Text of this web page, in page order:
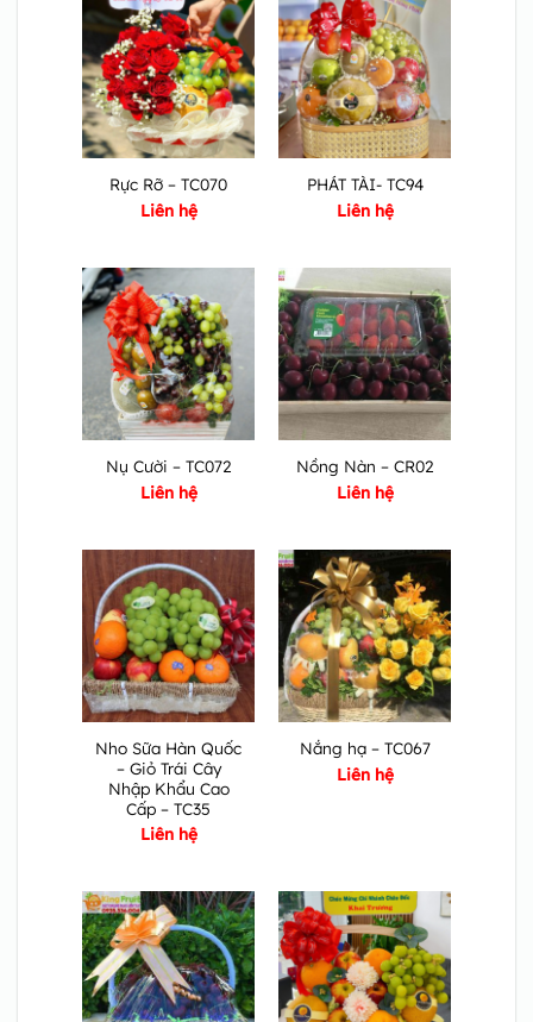
Rực Rỡ – TC070
Liên hệ
PHÁT TÀI- TC94
Liên hệ
Nụ Cười – TC072
Liên hệ
Nồng Nàn – CR02
Liên hệ
Nho Sữa Hàn Quốc
– Giỏ Trái Cây
Nhập Khẩu Cao
Cấp – TC35
Liên hệ
Nắng hạ – TC067
Liên hệ